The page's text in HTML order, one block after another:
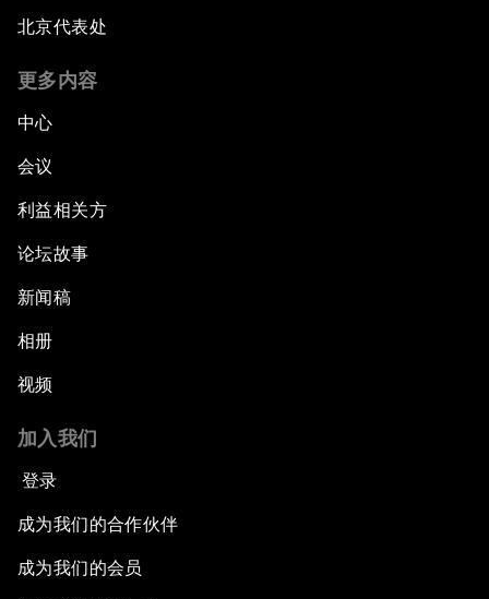
北京代表处
更多内容
中心
会议
利益相关方
论坛故事
新闻稿
相册
视频
加入我们
登录
成为我们的合作伙伴
成为我们的会员